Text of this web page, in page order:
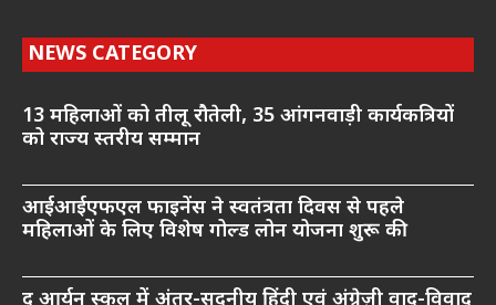
NEWS CATEGORY
13 महिलाओं को तीलू रौतेली, 35 आंगनवाड़ी कार्यकत्रियों
को राज्य स्तरीय सम्मान
आईआईएफएल फाइनेंस ने स्वतंत्रता दिवस से पहले
महिलाओं के लिए विशेष गोल्ड लोन योजना शुरू की
द आर्यन स्कूल में अंतर-सदनीय हिंदी एवं अंग्रेज़ी वाद-विवाद